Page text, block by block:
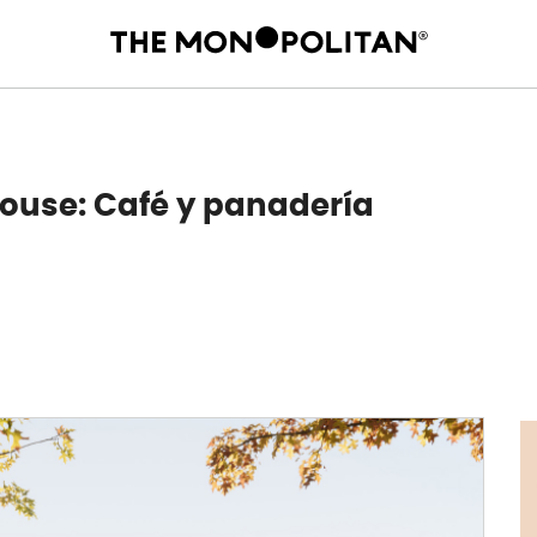
Café y panadería